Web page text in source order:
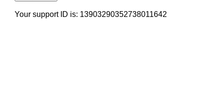
Your support ID is: 13903290352738011642